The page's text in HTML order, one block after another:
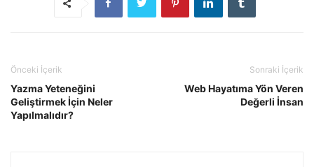
Önceki İçerik
Yazma Yeteneğini
Geliştirmek İçin Neler
Yapılmalıdır?
Sonraki İçerik
Web Hayatıma Yön Veren
Değerli İnsan